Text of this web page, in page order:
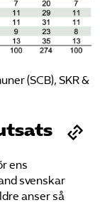
(SCB), SKR &
ens
svenskar
anser så